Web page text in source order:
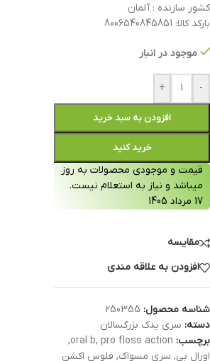
کشور سازنده : آلمان
بارکد کالا: 8006540845851
موجود در انبار
-
+
افزودن به سبد خرید
خرید کنید
قیمت و موجودی محصولات به روز
میباشد و نیاز به استعلام نیست.
17 مرداد 1405
مقایسه
افزودن به علاقه مندی
شناسه محصول: 250355
دسته: سری یدک بزرگسالان
برچسب:
oral b, pro floss action
,
اورال بی, سری مسواک, فلوس اکشن